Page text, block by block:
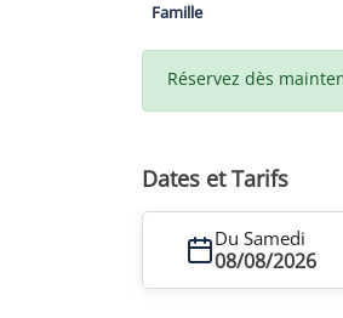
Famille
Réservez dès
Dates et Tarifs
Du Samedi
08/08/2026